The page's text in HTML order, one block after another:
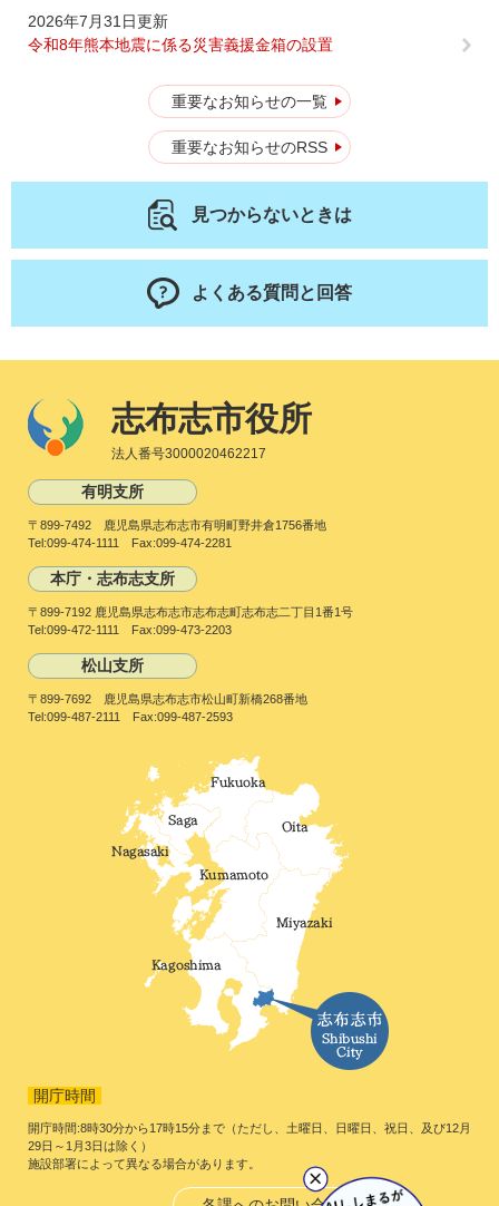
2026年7月31日更新
令和8年熊本地震に係る災害義援金箱の設置
重要なお知らせの一覧
重要なお知らせのRSS
見つからないときは
よくある質問と回答
志布志市役所
法人番号3000020462217
有明支所
〒899-7492 鹿児島県志布志市有明町野井倉1756番地
Tel:099-474-1111 Fax:099-474-2281
本庁・志布志支所
〒899-7192 鹿児島県志布志市志布志町志布志二丁目1番1号
Tel:099-472-1111 Fax:099-473-2203
松山支所
〒899-7692 鹿児島県志布志市松山町新橋268番地
Tel:099-487-2111 Fax:099-487-2593
開庁時間
開庁時間:8時30分から17時15分まで（ただし、土曜日、日曜日、祝日、及び12月
29日～1月3日は除く）
施設部署によって異なる場合があります。